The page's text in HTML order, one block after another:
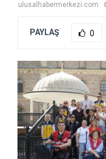
ulusalhabermerkezi.com
PAYLAŞ 0